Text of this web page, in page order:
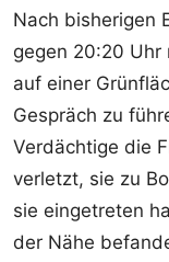
Nach bisherigen
gegen 20:20 Uhr
auf einer
Gespräch zu
Verdächtige die
verletzt, sie zu
sie eingetreten
der Nähe